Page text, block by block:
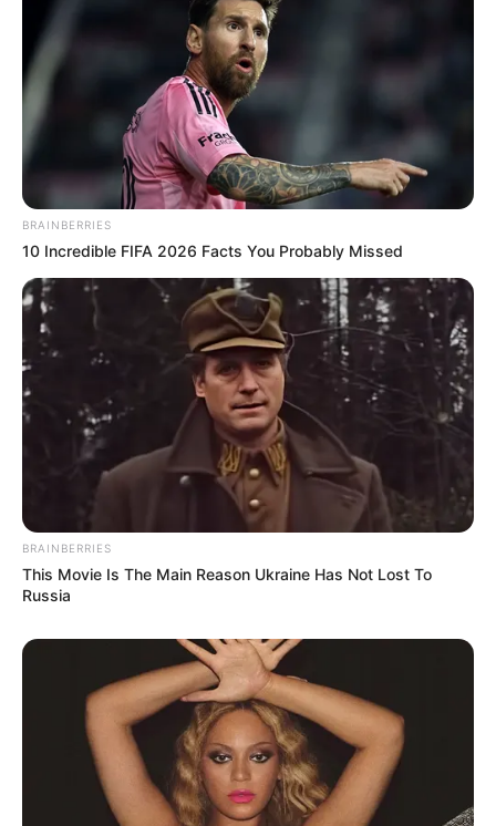
BRAINBERRIES
10 Incredible FIFA 2026 Facts You Probably Missed
BRAINBERRIES
This Movie Is The Main Reason Ukraine Has Not Lost To
Russia